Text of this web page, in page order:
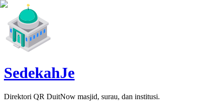
SedekahJe
Direktori QR DuitNow masjid, surau, dan institusi.